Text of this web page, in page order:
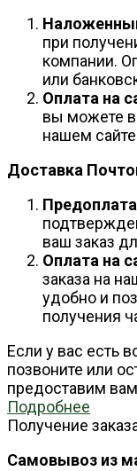
при
компании.
или
Оплата на
вы можете
нашем сайте
Доставка
ваш заказ
Оплата на
заказа на
удобно и
получения
Если у вас есть
позвоните или
предоставим
Подробнее
Получение
Самовывоз из